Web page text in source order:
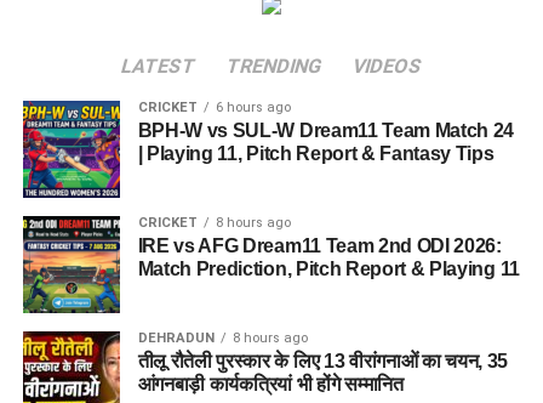
LATEST TRENDING VIDEOS
CRICKET 6 hours ago
BPH-W vs SUL-W Dream11 Team Match 24
| Playing 11, Pitch Report & Fantasy Tips
CRICKET 8 hours ago
IRE vs AFG Dream11 Team 2nd ODI 2026:
Match Prediction, Pitch Report & Playing 11
DEHRADUN 8 hours ago
तीलू रौतेली पुरस्कार के लिए 13 वीरांगनाओं का चयन, 35
आंगनबाड़ी कार्यकत्रियां भी होंगे सम्मानित